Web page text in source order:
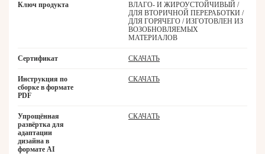
Ключ продукта
ВЛАГО- И ЖИРОУСТОЙЧИВЫЙ /
ДЛЯ ВТОРИЧНОЙ ПЕРЕРАБОТКИ /
ДЛЯ ГОРЯЧЕГО / ИЗГОТОВЛЕН ИЗ
ВОЗОБНОВЛЯЕМЫХ
МАТЕРИАЛОВ
Сертификат СКАЧАТЬ
Инструкция по
сборке в формате
PDF
СКАЧАТЬ
Упрощённая
развёртка для
адаптации
дизайна в
формате AI
СКАЧАТЬ